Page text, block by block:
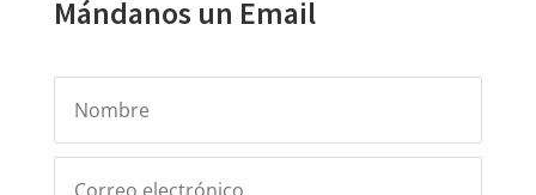
Mándanos un Email